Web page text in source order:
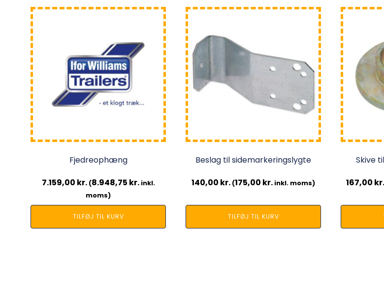
Fjedreophæng
7.159,00 kr. (8.948,75 kr.inkl.
moms)
TILFØJ TIL KURV
Beslag til sidemarkeringslygte
140,00 kr. (175,00 kr. inkl. moms)
TILFØJ TIL KURV
Skive
167,00 kr.